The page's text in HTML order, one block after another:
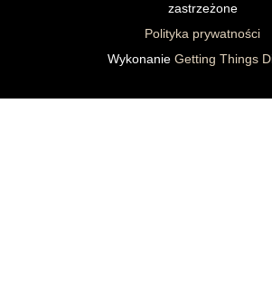
zastrzeżone
Polityka prywatności
Wykonanie Getting Things